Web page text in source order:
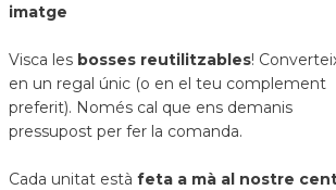
imatge
Visca les bosses reutilitzables!
en un regal únic (o en el teu complement
preferit). Només cal que ens demanis
pressupost per fer la comanda.
Cada unitat està feta a mà al nostre